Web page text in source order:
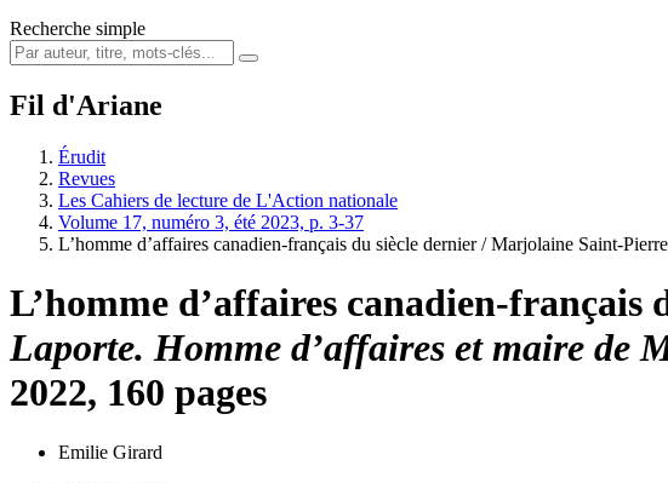
Recherche simple
Fil d'Ariane
Érudit
Revues
Les Cahiers de lecture de L'Action nationale
Volume 17, numéro 3, été 2023, p. 3-37
L’homme d’affaires canadien‑français du siècle dernier /Marjolaine Saint-Pierre
L’homme d’affaires canadien‑français
Laporte. Homme d’affaires et maire de
2022, 160 pages
Emilie Girard